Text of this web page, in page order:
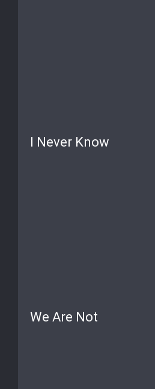
I Never Know
We Are Not